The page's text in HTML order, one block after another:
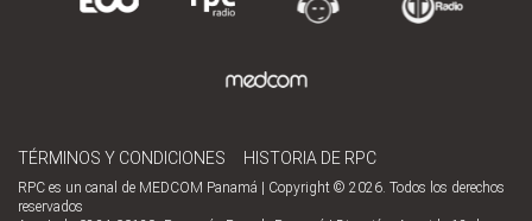
TÉRMINOS Y CONDICIONES HISTORIA DE RPC
RPC es un canal de MEDCOM Panamá | Copyright © 2026. Todos los derechos
reservados